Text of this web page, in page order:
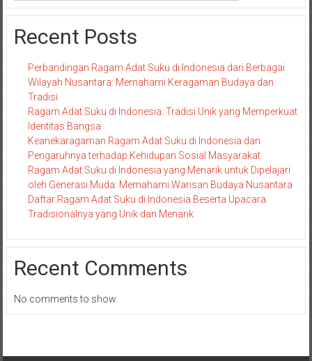
Recent Posts
Perbandingan Ragam Adat Suku di Indonesia dari Berbagai
Wilayah Nusantara: Memahami Keragaman Budaya dan
Tradisi
Ragam Adat Suku di Indonesia: Tradisi Unik yang Memperkuat
Identitas Bangsa
Keanekaragaman Ragam Adat Suku di Indonesia dan
Pengaruhnya terhadap Kehidupan Sosial Masyarakat
Ragam Adat Suku di Indonesia yang Menarik untuk Dipelajari
oleh Generasi Muda: Memahami Warisan Budaya Nusantara
Daftar Ragam Adat Suku di Indonesia Beserta Upacara
Tradisionalnya yang Unik dan Menarik
Recent Comments
No comments to show.